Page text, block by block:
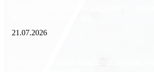
21.07.2026